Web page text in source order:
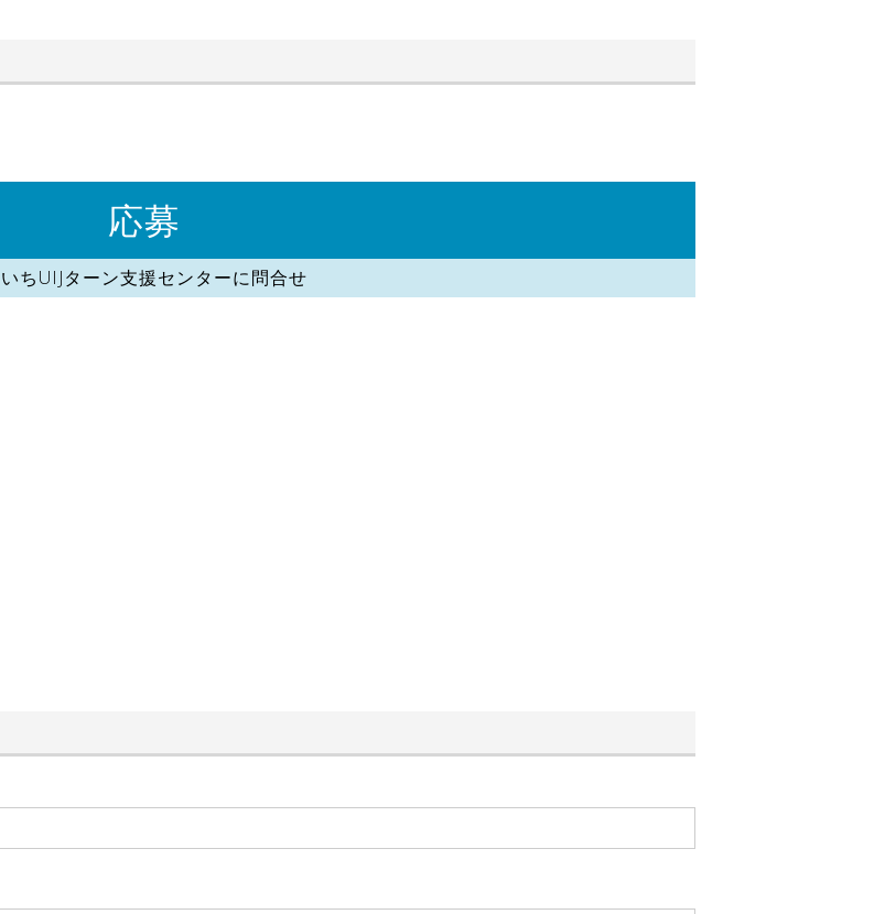
応募
ちUIJターン支援センターに問合せ